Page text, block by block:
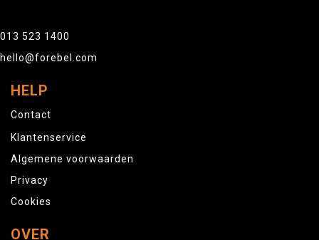
013 523 1400
hello@forebel.com
HELP
Contact
Klantenservice
Algemene voorwaarden
Privacy
Cookies
OVER